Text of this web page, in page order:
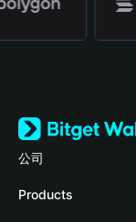
公司
關於 Bitget Wallet
Products